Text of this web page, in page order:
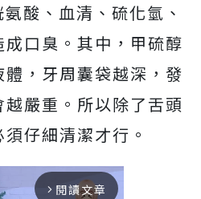
酸、血清、硫化氫、
口臭。其中，甲硫醇
，牙周囊袋越深，發
嚴重。所以除了舌頭
仔細清潔才行。
arrow_forward_ios 閱讀文章